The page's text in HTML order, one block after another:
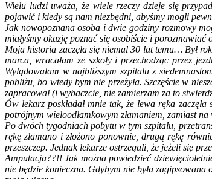
Wielu ludzi uważa, że wiele rzeczy dzieje się
pojawić i kiedy są nam niezbędni, abyśmy mogli
Jak nowopoznana osoba i dwie godziny rozmowy
miałyśmy okazję poznać się osobiście i
Moja historia zaczęła się niemal 30 lat temu… Był
marca, wracałam ze szkoły i przechodząc przez
Wylądowałam w najbliższym szpitalu z
pobliżu, bo wtedy bym nie przeżyła. Szczęście w
zapracował (i wybaczcie, nie zamierzam za to
Ów lekarz poskładał mnie tak, że lewa ręka
potrójnym wieloodłamkowym złamaniem, zamiast
Po dwóch tygodniach pobytu w tym szpitalu,
rękę złamano i złożono ponownie, drugą rękę
przeszczep. Jednak lekarze ostrzegali, że jeżeli się
Amputacja??!! Jak można powiedzieć
nie będzie konieczna. Gdybym nie była